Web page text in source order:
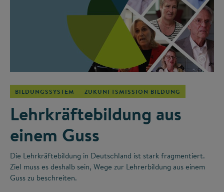
©
BILDUNGSSYSTEM ZUKUNFTSMISSION BILDUNG
Lehrkräftebildung aus
einem Guss
Die Lehrkräftebildung in Deutschland ist stark fragmentiert.
Ziel muss es deshalb sein, Wege zur Lehrerbildung aus einem
Guss zu beschreiten.